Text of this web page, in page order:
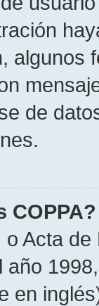
algunos
de
COPPA?
o Acta
año
en